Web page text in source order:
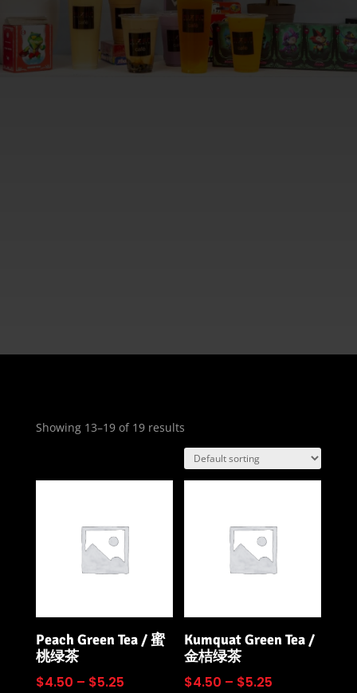
Showing 13–19 of 19 results
Peach Green Tea / 蜜
桃绿茶
$4.50 – $5.25
Kumquat Green Tea /
金桔绿茶
$4.50 – $5.25